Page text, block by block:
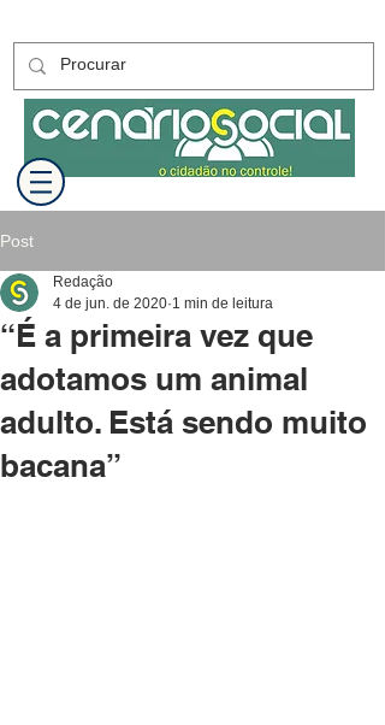
Post
“É a primeira vez que
adotamos um animal
adulto. Está sendo muito
bacana”
Redação
4 de jun. de 2020 1 min de leitura